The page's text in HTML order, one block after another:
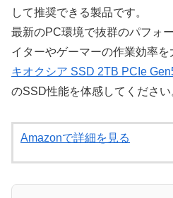
して推奨できる製品です。
最新のPC環境で抜群のパフォ
イターやゲーマーの作業効率を
キオクシア SSD 2TB PCIe
のSSD性能を体感してください
Amazonで詳細を見る